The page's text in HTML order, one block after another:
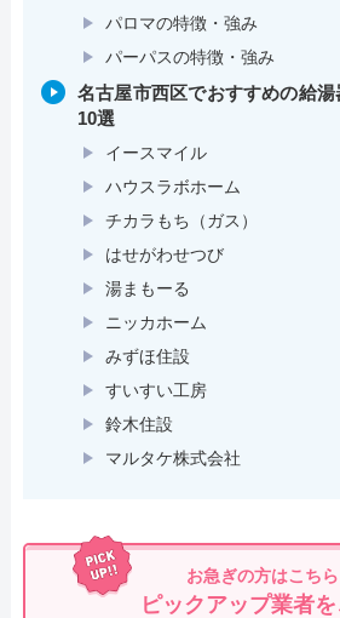
パロマの特徴・強み
パーパスの特徴・強み
名古屋市西区でおすすめの給
10選
イースマイル
ハウスラボホーム
チカラもち（ガス）
はせがわせつび
湯まもーる
ニッカホーム
みずほ住設
すいすい工房
鈴木住設
マルタケ株式会社
お急ぎの方はこちら
ピックアップ業者